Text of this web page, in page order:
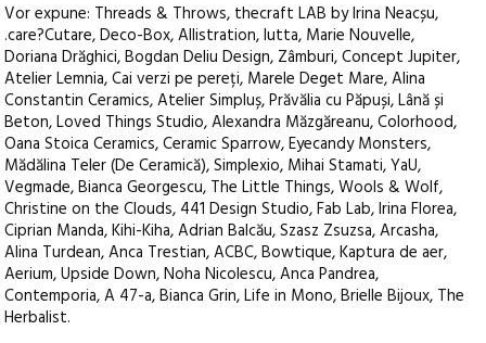
Vor expune: Threads & Throws, thecraft LAB by Irina Neacșu,
.care?Cutare, Deco-Box, Allistration, Iutta, Marie Nouvelle,
Doriana Drăghici, Bogdan Deliu Design, Zâmburi, Concept Jupiter,
Atelier Lemnia, Cai verzi pe pereți, Marele Deget Mare, Alina
Constantin Ceramics, Atelier Simpluș, Prăvălia cu Păpuși, Lână și
Beton, Loved Things Studio, Alexandra Măzgăreanu, Colorhood,
Oana Stoica Ceramics, Ceramic Sparrow, Eyecandy Monsters,
Mădălina Teler (De Ceramică), Simplexio, Mihai Stamati, YaU,
Vegmade, Bianca Georgescu, The Little Things, Wools & Wolf,
Christine on the Clouds, 441 Design Studio, Fab Lab, Irina Florea,
Ciprian Manda, Kihi-Kiha, Adrian Balcău, Szasz Zsuzsa, Arcasha,
Alina Turdean, Anca Trestian, ACBC, Bowtique, Kaptura de aer,
Aerium, Upside Down, Noha Nicolescu, Anca Pandrea,
Contemporia, A 47-a, Bianca Grin, Life in Mono, Brielle Bijoux, The
Herbalist.